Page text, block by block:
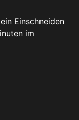
Einschneiden
im